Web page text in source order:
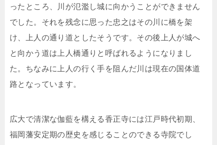
ったところ、川が氾濫し城に向かうことができません
でした。それを残念に思った忠之はその川に橋を架
け、上人の通り道としたそうです。その後上人が城へ
と向かう道は上人橋通りと呼ばれるようになりまし
た。ちなみに上人の行く手を阻んだ川は現在の国体道
路となっています。
広大で清潔な伽藍を構える香正寺には江戸時代初期、
福岡藩安定期の歴史を感じることのできる寺院でし